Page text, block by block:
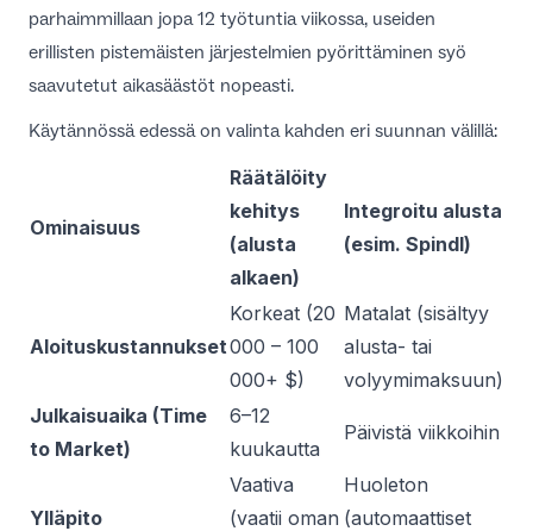
parhaimmillaan jopa 12 työtuntia viikossa, useiden
erillisten pistemäisten järjestelmien pyörittäminen syö
saavutetut aikasäästöt nopeasti.
Käytännössä edessä on valinta kahden eri suunnan välillä:
Ominaisuus
Räätälöity
kehitys
(alusta
alkaen)
Integroitu alusta
(esim. Spindl)
Aloituskustannukset
Korkeat (20
000 – 100
000+ $)
Matalat (sisältyy
alusta- tai
volyymimaksuun)
Julkaisuaika (Time
to Market)
6–12
kuukautta
Päivistä viikkoihin
Ylläpito
Vaativa
(vaatii oman
Huoleton
(automaattiset